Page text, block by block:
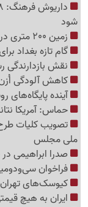
شود
زمین 200 متری در انتظار خانواده‌های پرجمعیت
گام تازه بغداد
نقش بازدارندگی
کاهش آلودگی
آینده
حماس: آمریکا
تصویب کلیات
ملی مجلس
صدرا ابراهیمی
فراخوان
کیوسک‌های
ایران به هیچ